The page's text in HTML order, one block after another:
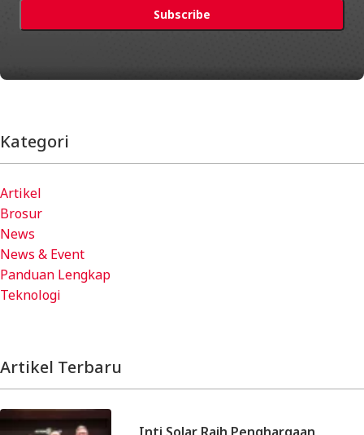
Kategori
Artikel
Brosur
News
News & Event
Panduan Lengkap
Teknologi
Artikel Terbaru